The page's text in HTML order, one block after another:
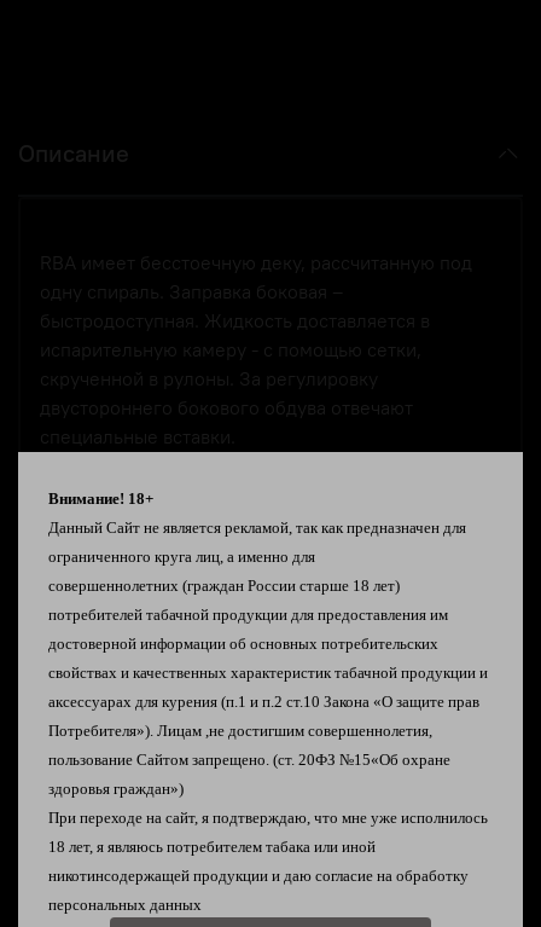
Описание
RBA имеет бесстоечную деку, рассчитанную под
одну спираль. Заправка боковая –
быстродоступная. Жидкость доставляется в
испарительную камеру - с помощью сетки,
скрученной в рулоны. За регулировку
двустороннего бокового обдува отвечают
специальные вставки.
Комплектация
- ключ-шестигранник
- запасные винты
- запасные оринги
- запасная сетка для RBA
- сменные панели обдува
Характеристики
Внимание! 18+
Данный Сайт не является рекламой, так как предназначен для
ограниченного круга лиц, а именно для
совершеннолетних (граждан России старше 18 лет)
потребителей табачной продукции для предоставления им
достоверной информации об основных потребительских
свойствах и качественных характеристик табачной продукции и
аксессуарах для курения (п.1 и п.2 ст.10 Закона «О защите прав
Потребителя»). Лицам ,не достигшим совершеннолетия,
пользование Сайтом запрещено. (ст. 20ФЗ №15«Об охране
здоровья граждан»)
При переходе на сайт, я подтверждаю, что мне уже исполнилось
18 лет, я являюсь потребителем табака или иной
никотинсодержащей продукции и даю согласие на обработку
персональных данных